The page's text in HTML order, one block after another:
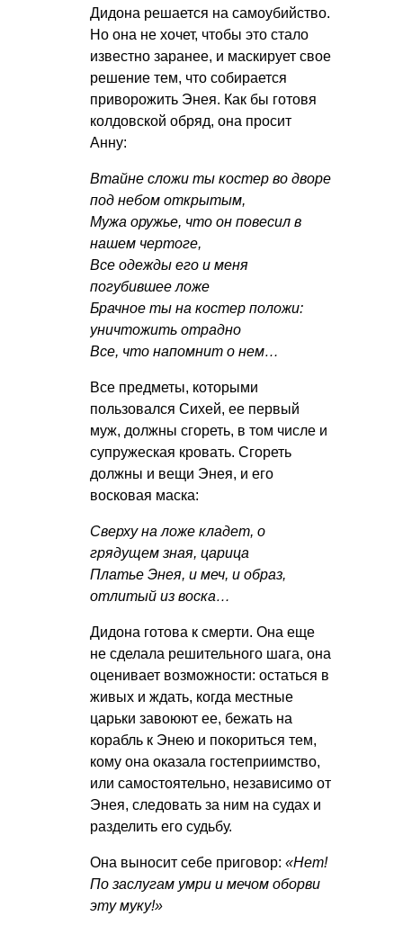
Дидона решается на самоубийство.
Но она не хочет, чтобы это стало
известно заранее, и маскирует свое
решение тем, что собирается
приворожить Энея. Как бы готовя
колдовской обряд, она просит
Анну:
Втайне сложи ты костер во дворе
под небом открытым,
Мужа оружье, что он повесил в
нашем чертоге,
Все одежды его и меня
погубившее ложе
Брачное ты на костер положи:
уничтожить отрадно
Все, что напомнит о нем…
Все предметы, которыми
пользовался Сихей, ее первый
муж, должны сгореть, в том числе и
супружеская кровать. Сгореть
должны и вещи Энея, и его
восковая маска:
Сверху на ложе кладет, о
грядущем зная, царица
Платье Энея, и меч, и образ,
отлитый из воска…
Дидона готова к смерти. Она еще
не сделала решительного шага, она
оценивает возможности: остаться в
живых и ждать, когда местные
царьки завоюют ее, бежать на
корабль к Энею и покориться тем,
кому она оказала гостеприимство,
или самостоятельно, независимо от
Энея, следовать за ним на судах и
разделить его судьбу.
Она выносит себе приговор: «Нет!
По заслугам умри и мечом оборви
эту муку!»